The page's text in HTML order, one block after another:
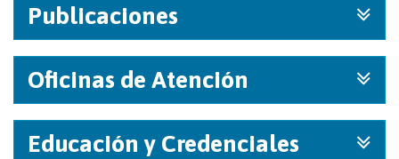
Publicaciones
Oficinas de Atención
Educación y Credenciales